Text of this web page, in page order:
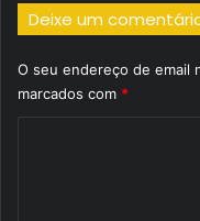
Deixe um
O seu endereço de email
marcados com *